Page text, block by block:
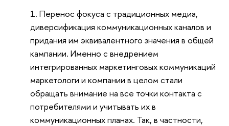
Перенос фокуса с традиционных медиа,
диверсификация коммуникационных каналов и
придания им эквивалентного значения в общей
кампании. Именно с внедрением
интегрированных маркетинговых коммуникаций
маркетологи и компании в целом стали
обращать внимание на все точки контакта с
потребителями и учитывать их в
коммуникационных планах. Так, в частности,